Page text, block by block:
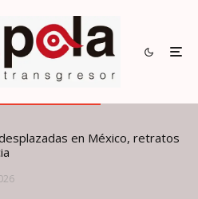
en México, retratos